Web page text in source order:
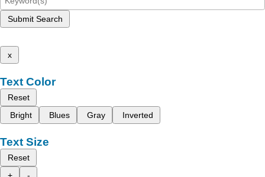
Submit Search
x
Text Color
Reset
Bright
Blues Gray Inverted
Text Size
Reset